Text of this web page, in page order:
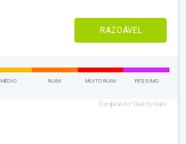
RAZOÁVEL
MÉDIO RUIM MUITO RUIM PÉSSIMO
European Air Quality Index